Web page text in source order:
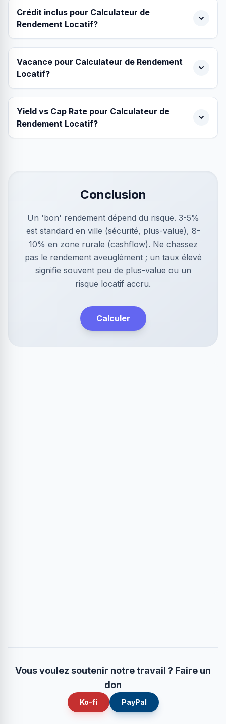
Crédit inclus pour Calculateur de
Rendement Locatif?
Vacance pour Calculateur de Rendement
Locatif?
Yield vs Cap Rate pour Calculateur de
Rendement Locatif?
Conclusion
Un 'bon' rendement dépend du risque. 3-5%
est standard en ville (sécurité, plus-value), 8-
10% en zone rurale (cashflow). Ne chassez
pas le rendement aveuglément ; un taux élevé
signifie souvent peu de plus-value ou un
risque locatif accru.
Calculer
Vous voulez soutenir notre travail ? Faire un
don
Ko-fi PayPal